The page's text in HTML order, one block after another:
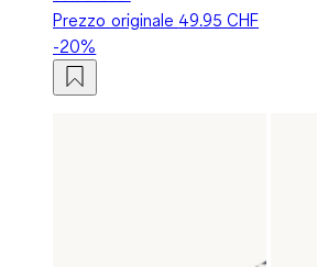
Prezzo originale 49.95 CHF
-20%